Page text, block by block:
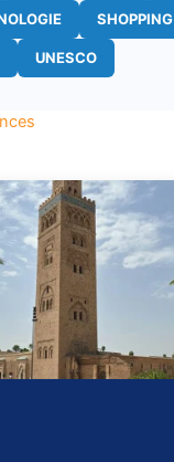
SHOPPING
UNESCO